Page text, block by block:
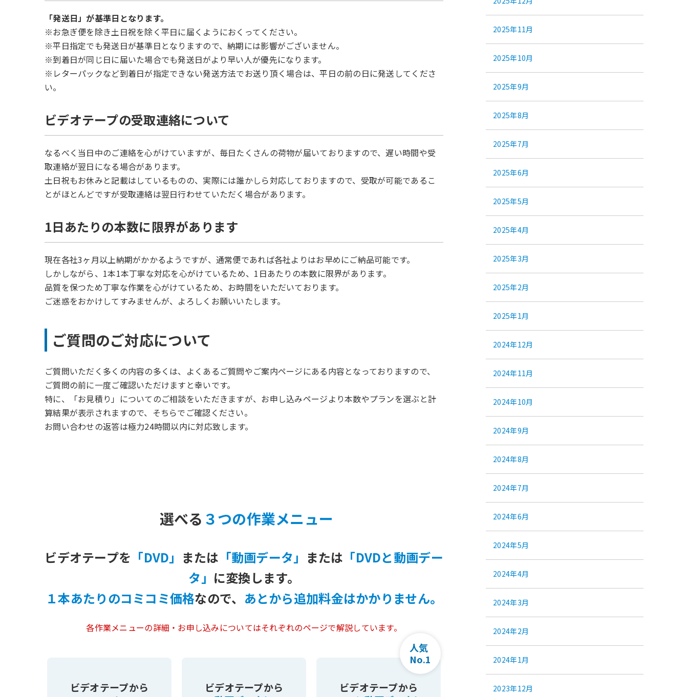
「発送日」が基準日となります。
※お急ぎ便を除き土日祝を除く平日に届くようにおくってください。
※平日指定でも発送日が基準日となりますので、納期には影響がございません。
※到着日が同じ日に届いた場合でも発送日がより早い人が優先になります。
※レターパックなど到着日が指定できない発送方法でお送り頂く場合は、平日の前の日に発送してくださ
い。
ビデオテープの受取連絡について
なるべく当日中のご連絡を心がけていますが、毎日たくさんの荷物が届いておりますので、遅い時間や受
取連絡が翌日になる場合があります。
土日祝もお休みと記載はしているものの、実際には誰かしら対応しておりますので、受取が可能であるこ
とがほとんどですが受取連絡は翌日行わせていただく場合があります。
1日あたりの本数に限界があります
現在各社3ヶ月以上納期がかかるようですが、通常便であれば各社よりはお早めにご納品可能です。
しかしながら、1本1本丁寧な対応を心がけているため、1日あたりの本数に限界があります。
品質を保つため丁寧な作業を心がけているため、お時間をいただいております。
ご迷惑をおかけしてすみませんが、よろしくお願いいたします。
ご質問のご対応について
ご質問いただく多くの内容の多くは、よくあるご質問やご案内ページにある内容となっておりますので、
ご質問の前に一度ご確認いただけますと幸いです。
特に、「お見積り」についてのご相談をいただきますが、お申し込みページより本数やプランを選ぶと計
算結果が表示されますので、そちらでご確認ください。
お問い合わせの返答は極力24時間以内に対応致します。
選べる ３つの作業メニュー
ビデオテープを 「DVD」 または 「動画データ」 または 「DVDと動画デー
タ」 に変換します。
１本あたりのコミコミ価格なので、 あとから追加料金はかかりません。
各作業メニューの詳細・お申し込みについてはそれぞれのページで解説しています。
ビデオテープから
ビデオテープから
人気
No.1
ビデオテープから
2025年11月
2025年10月
2025年9月
2025年8月
2025年7月
2025年6月
2025年5月
2025年4月
2025年3月
2025年2月
2025年1月
2024年12月
2024年11月
2024年10月
2024年9月
2024年8月
2024年7月
2024年6月
2024年5月
2024年4月
2024年3月
2024年2月
2024年1月
2023年12月